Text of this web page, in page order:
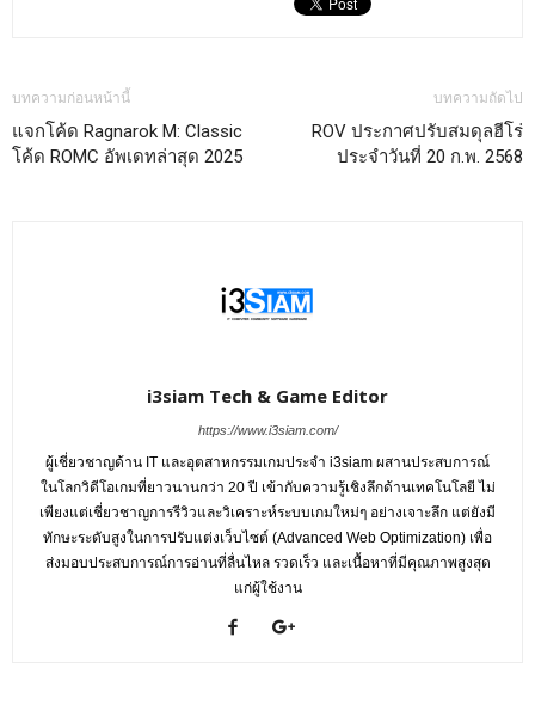
บทความก่อนหน้านี้
แจกโค้ด Ragnarok M: Classic
โค้ด ROMC อัพเดทล่าสุด 2025
บทความถัดไป
ROV ประกาศปรับสมดุลฮีโร่
ประจำวันที่ 20 ก.พ. 2568
i3siam Tech & Game Editor
https://www.i3siam.com/
ผู้เชี่ยวชาญด้าน IT และอุตสาหกรรมเกมประจำ i3siam ผสานประสบการณ์
ในโลกวิดีโอเกมที่ยาวนานกว่า 20 ปี เข้ากับความรู้เชิงลึกด้านเทคโนโลยี ไม่
เพียงแต่เชี่ยวชาญการรีวิวและวิเคราะห์ระบบเกมใหม่ๆ อย่างเจาะลึก แต่ยังมี
ทักษะระดับสูงในการปรับแต่งเว็บไซต์ (Advanced Web Optimization) เพื่อ
ส่งมอบประสบการณ์การอ่านที่ลื่นไหล รวดเร็ว และเนื้อหาที่มีคุณภาพสูงสุด
แก่ผู้ใช้งาน